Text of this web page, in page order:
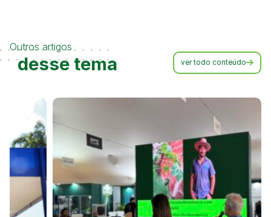
Outros artigos
desse tema ver todo conteúdo